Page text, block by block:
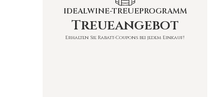
IDEALWINE-TREUEPROGRAMM
Treueangebot
Erhalten Sie Rabatt-Coupons bei jedem Einkauf!